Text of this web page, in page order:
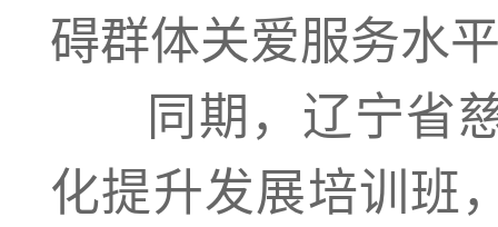
碍群体关爱服务水
同期，辽宁省慈
化提升发展培训班